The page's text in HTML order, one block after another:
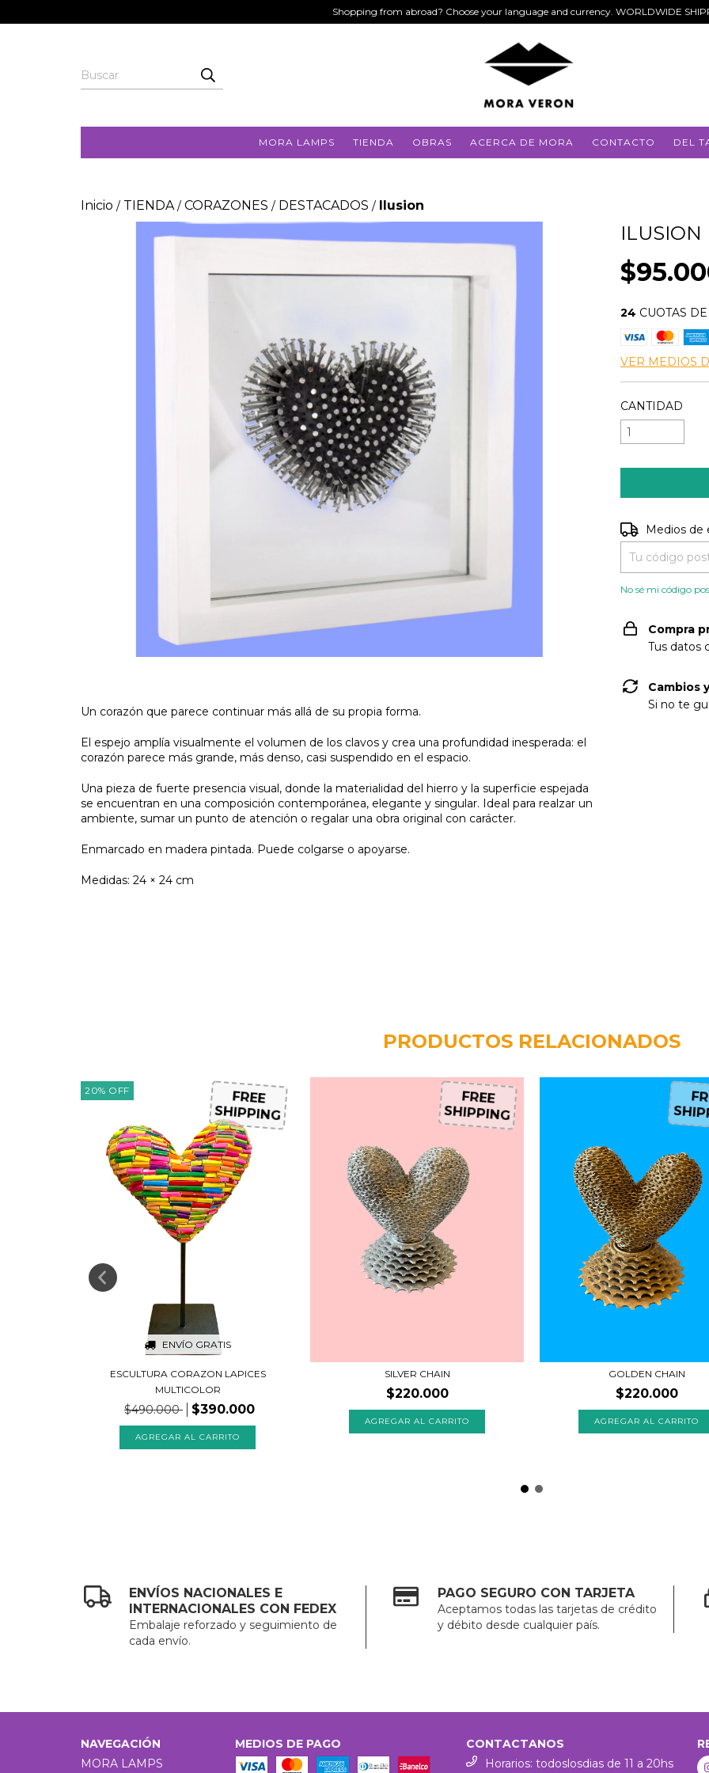
Shopping from abroad? Choose your language and currency. WORLDWIDE
MORA LAMPS TIENDA OBRAS ACERCA DE MORA CONTACTO DEL
Inicio / TIENDA / CORAZONES / DESTACADOS / Ilusion
Un corazón que parece continuar más allá de su propia forma.
El espejo amplía visualmente el volumen de los clavos y crea una profundidad inesperada: el
corazón parece más grande, más denso, casi suspendido en el espacio.
Una pieza de fuerte presencia visual, donde la materialidad del hierro y la superficie espejada
se encuentran en una composición contemporánea, elegante y singular. Ideal para realzar un
ambiente, sumar un punto de atención o regalar una obra original con carácter.
Enmarcado en madera pintada. Puede colgarse o apoyarse.
Medidas: 24 × 24 cm
ILUSION
24 CUOTAS DE
VER MEDIOS
CANTIDAD
Entregas para
Medios de
No sé mi código
Compra
Tus datos
Cambios
Si no te
PRODUCTOS RELACIONADOS
20% OFF
ENVÍO GRATIS
FREE
SHIPPING
ESCULTURA CORAZON LAPICES
MULTICOLOR
$490.000 $390.000
FREE
SHIPPING
SILVER CHAIN
$220.000
GOLDEN CHAIN
$220.000
ENVÍOS NACIONALES E
INTERNACIONALES CON FEDEX
Embalaje reforzado y seguimiento de
cada envío.
PAGO SEGURO CON TARJETA
Aceptamos todas las tarjetas de crédito
y débito desde cualquier país.
NAVEGACIÓN
MORA LAMPS
MEDIOS DE PAGO
CONTACTANOS
Horarios: todoslosdias de 11 a 20hs